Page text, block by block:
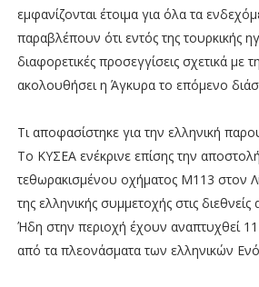
εμφανίζονται έτοιμα για όλα τα
παραβλέπουν ότι εντός της τουρκικής
διαφορετικές προσεγγίσεις σχετικά με
ακολουθήσει η Άγκυρα το επόμενο
Τι αποφασίστηκε για την ελληνική
Το ΚΥΣΕΑ ενέκρινε επίσης την
τεθωρακισμένου οχήματος M113 στον
της ελληνικής συμμετοχής στις
Ήδη στην περιοχή έχουν αναπτυχθεί 11
από τα πλεονάσματα των ελληνικών